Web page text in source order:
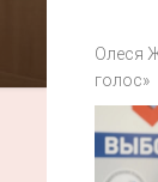
Олеся
голос»